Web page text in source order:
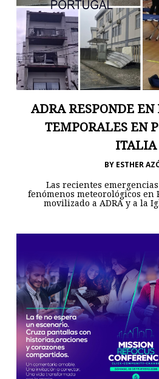
ADRA RESPONDE EN
TEMPORALES EN
ITALIA
BY ESTHER
Las recientes
fenómenos meteorológicos
movilizado a ADRA y a la